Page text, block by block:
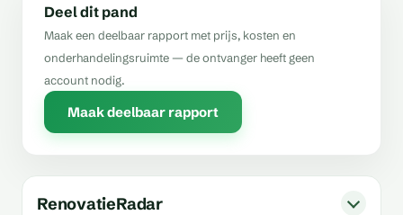
Deel dit pand
Maak een deelbaar rapport met prijs, kosten en
onderhandelingsruimte — de ontvanger heeft geen
account nodig.
Maak deelbaar rapport
RenovatieRadar